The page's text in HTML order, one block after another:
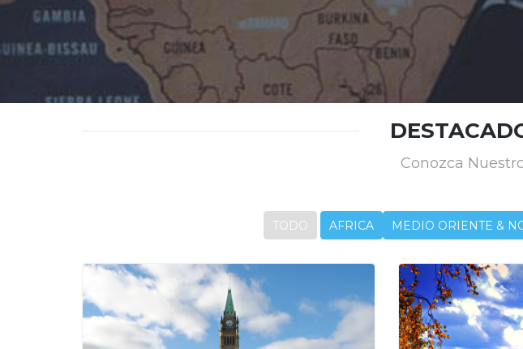
Conozca
TODO AFRICA MEDIO ORIENTE &